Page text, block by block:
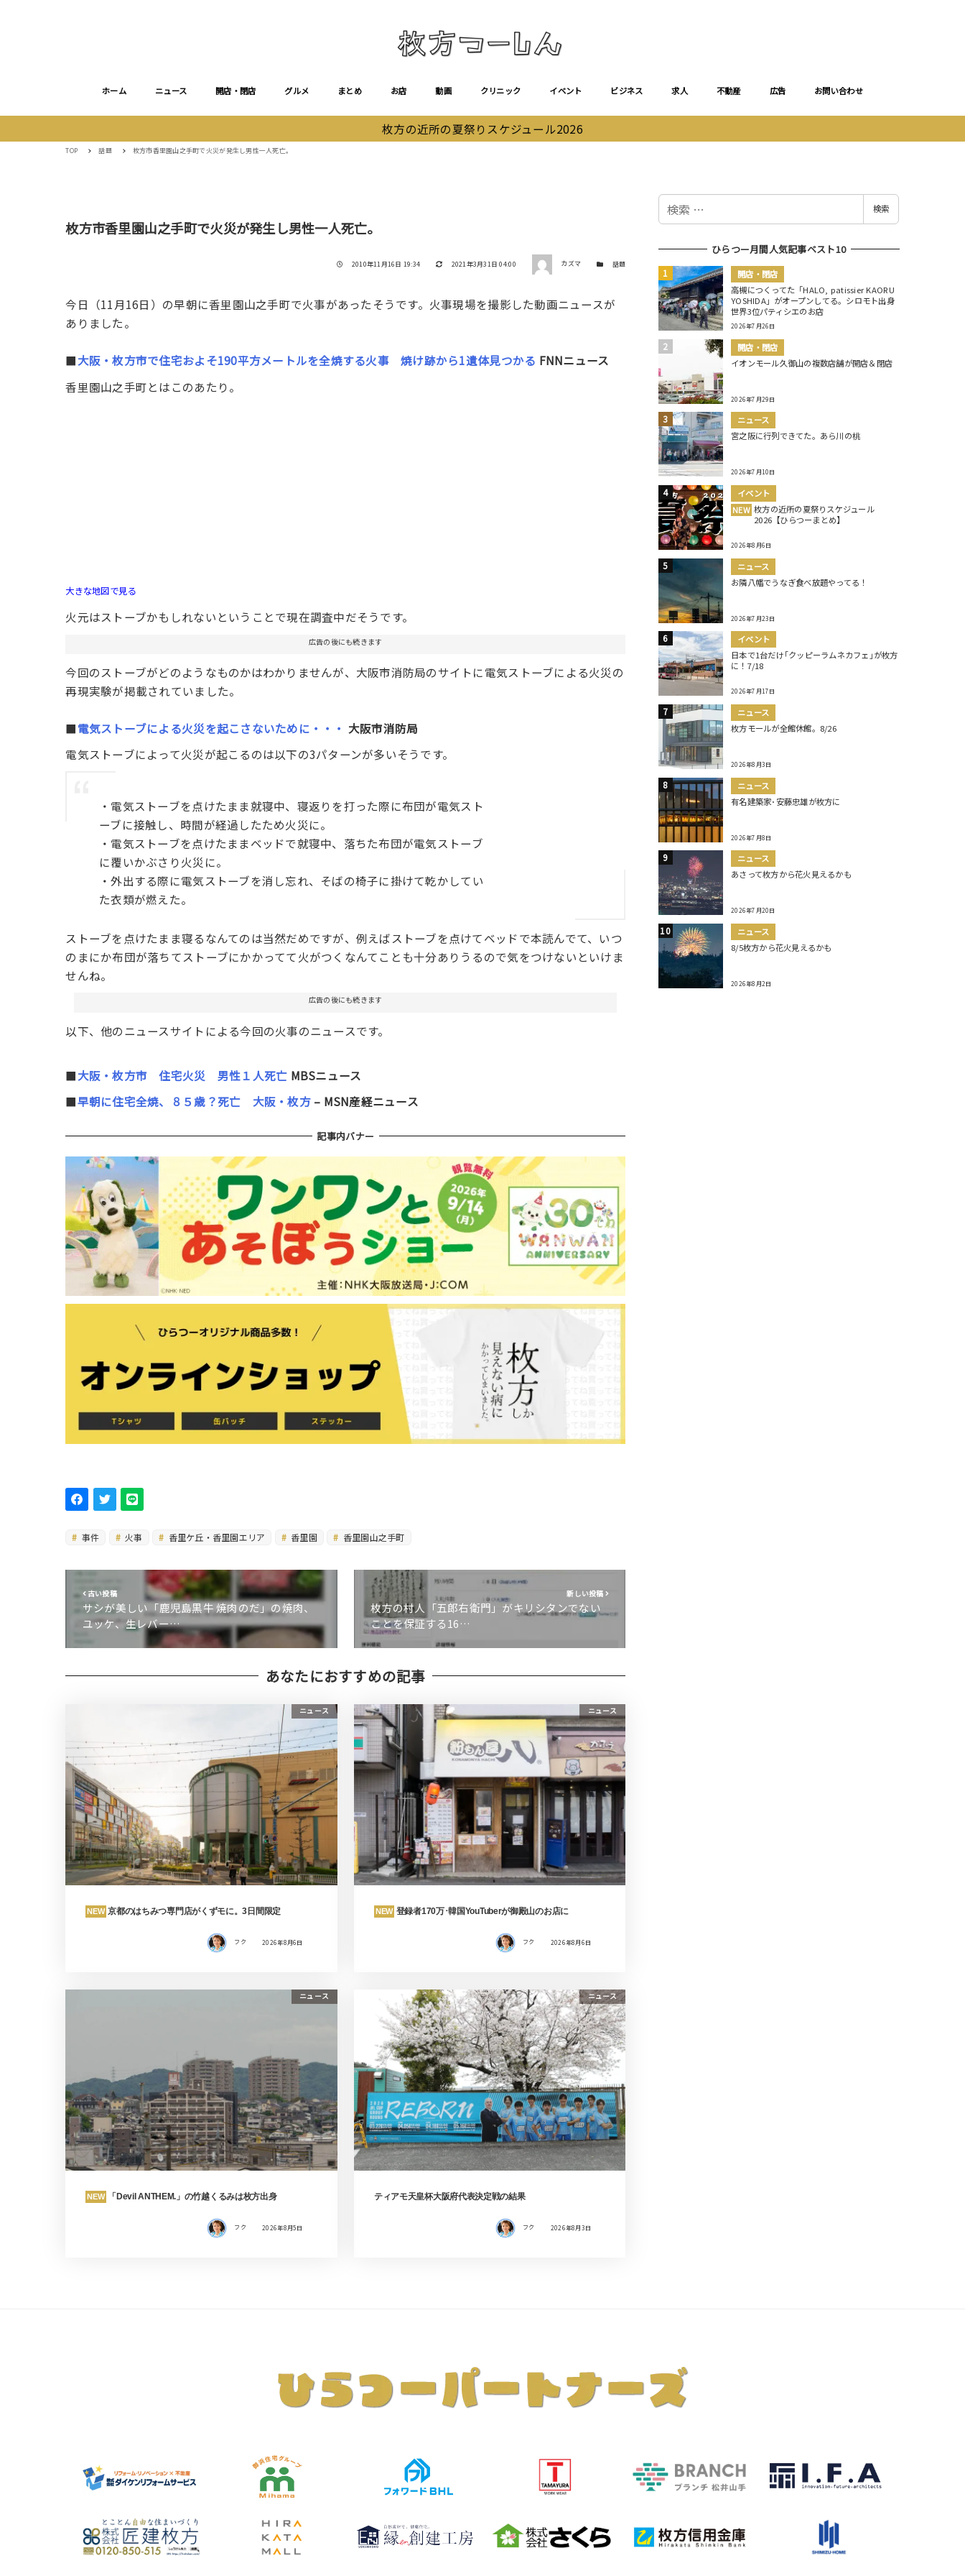
ホーム ニュース 開店・閉店 グルメ まとめ お店 動画 クリニック イベント ビジネス 求人 不動産 広告 お問い合わせ
枚方の近所の夏祭りスケジュール2026
TOP 話題 枚方市香里園山之手町で火災が発生し男性一人死亡。
枚方市香里園山之手町で火災が発生し男性一人死亡。
投稿日
2010年11月16日 19:34 更新日
2021年3月31日 04:00 著者 カズマ カテゴリー
話題
今日（11月16日）の早朝に香里園山之手町で火事があったそうです。火事現場を撮影した動画ニュースが
ありました。
■大阪・枚方市で住宅およそ190平方メートルを全焼する火事 焼け跡から1遺体見つかる FNNニュース
香里園山之手町とはこのあたり。
大きな地図で見る
火元はストーブかもしれないということで現在調査中だそうです。
広告の後にも続きます
今回のストーブがどのようなものかはわかりませんが、大阪市消防局のサイトに電気ストーブによる火災の
再現実験が掲載されていました。
■電気ストーブによる火災を起こさないために・・・ 大阪市消防局
電気ストーブによって火災が起こるのは以下の3パターンが多いそうです。
・電気ストーブを点けたまま就寝中、寝返りを打った際に布団が電気スト
ーブに接触し、時間が経過したため火災に。
・電気ストーブを点けたままベッドで就寝中、落ちた布団が電気ストーブ
に覆いかぶさり火災に。
・外出する際に電気ストーブを消し忘れ、そばの椅子に掛けて乾かしてい
た衣類が燃えた。
ストーブを点けたまま寝るなんてのは当然だめですが、例えばストーブを点けてベッドで本読んでて、いつ
のまにか布団が落ちてストーブにかかってて火がつくなんてことも十分ありうるので気をつけないといけま
せんね。
広告の後にも続きます
以下、他のニュースサイトによる今回の火事のニュースです。
■大阪・枚方市 住宅火災 男性１人死亡 MBSニュース
■早朝に住宅全焼、８５歳？死亡 大阪・枚方– MSN産経ニュース
記事内バナー
事件 火事 香里ケ丘・香里園エリア 香里園 香里園山之手町
古い投稿
サシが美しい「鹿児島黒牛 焼肉のだ」の焼肉、
ユッケ、生レバー…
新しい投稿
枚方の村人「五郎右衛門」がキリシタンでない
ことを保証する16…
あなたにおすすめの記事
ニュース
NEW 京都のはちみつ専門店がくずモに。3日間限定
フク 2026年8月6日
ニュース
NEW 登録者170万･韓国YouTuberが御殿山のお店に
フク 2026年8月6日
ニュース
NEW 「Devil ANTHEM.」の竹越くるみは枚方出身
フク 2026年8月5日
ニュース
ティアモ天皇杯大阪府代表決定戦の結果
フク 2026年8月3日
検
検索
ひらつー月間人気記事ベスト10
開店・閉店
高槻につくってた「HALO, patissier KAORU
YOSHIDA」がオープンしてる。シロモト出身
世界3位パティシエのお店
2026年7月26日
開店・閉店
イオンモール久御山の複数店舗が開店＆閉店
2026年7月29日
ニュース
宮之阪に行列できてた。あら川の桃
2026年7月10日
イベント
NEW 枚方の近所の夏祭りスケジュール
2026【ひらつーまとめ】
2026年8月6日
ニュース
お隣八幡でうなぎ食べ放題やってる！
2026年7月23日
イベント
日本で1台だけ｢クッピーラムネカフェ｣が枚方
に！7/18
2026年7月17日
ニュース
枚方モールが全館休館。8/26
2026年8月3日
ニュース
有名建築家･安藤忠雄が枚方に
2026年7月8日
ニュース
あさって枚方から花火見えるかも
2026年7月20日
ニュース
8/5枚方から花火見えるかも
2026年8月2日